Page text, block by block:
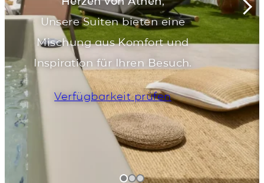
Unsere Suiten bieten eine
Mischung aus Komfort und
Inspiration für Ihren Besuch.
Verfügbarkeit prüfen